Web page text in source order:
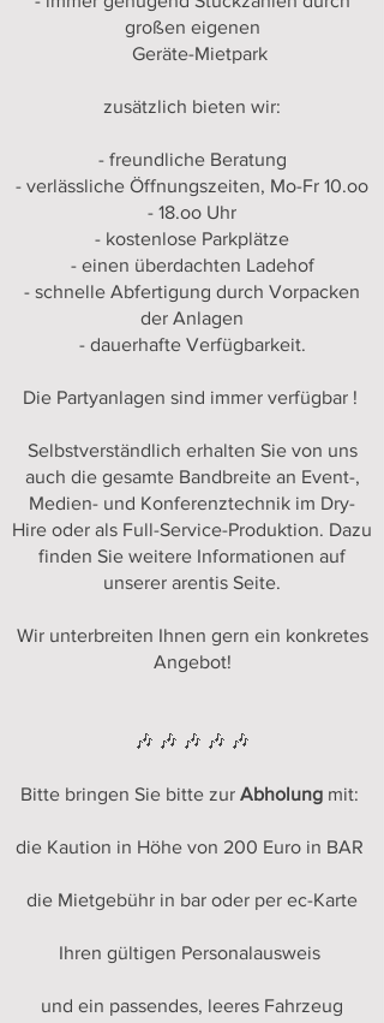
großen eigenen
Geräte-Mietpark
zusätzlich bieten wir:
- freundliche Beratung
- verlässliche Öffnungszeiten, Mo-Fr 10.oo
- 18.oo Uhr
- kostenlose Parkplätze
- einen überdachten Ladehof
- schnelle Abfertigung durch Vorpacken
der Anlagen
- dauerhafte Verfügbarkeit.
Die Partyanlagen sind immer verfügbar !
Selbstverständlich erhalten Sie von uns
auch die gesamte Bandbreite an Event-,
Medien- und Konferenztechnik im Dry-
Hire oder als Full-Service-Produktion. Dazu
finden Sie weitere Informationen auf
unserer arentis Seite.
Wir unterbreiten Ihnen gern ein konkretes
Angebot!
🎶 🎶 🎶 🎶 🎶
Bitte bringen Sie bitte zur Abholung mit:
die Kaution in Höhe von 200 Euro in BAR
die Mietgebühr in bar oder per ec-Karte
Ihren gültigen Personalausweis
und ein passendes, leeres Fahrzeug